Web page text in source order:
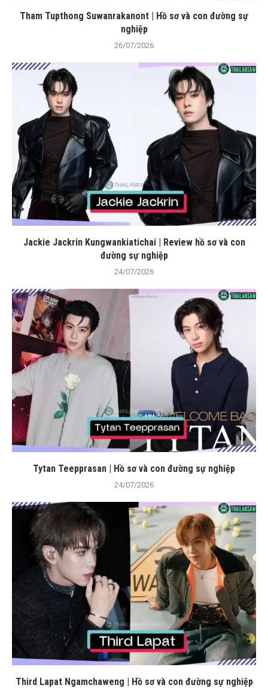
Tham Tupthong Suwanrakanont | Hồ sơ và con đường sự
nghiệp
26/07/2026
Jackie Jackrin Kungwankiatichai | Review hồ sơ và con
đường sự nghiệp
24/07/2026
Tytan Teepprasan | Hồ sơ và con đường sự nghiệp
24/07/2026
Third Lapat Ngamchaweng | Hồ sơ và con đường sự nghiệp